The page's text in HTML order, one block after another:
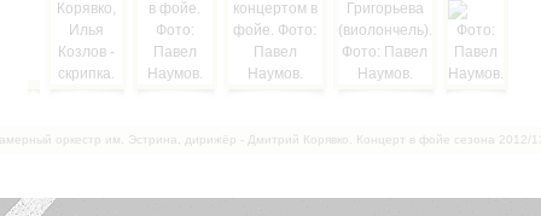
оркестр им. Эстрина, дирижёр - Дмитрий Корявко. Концерт в фойе сезона 2012/